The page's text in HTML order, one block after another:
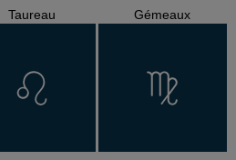
Taureau Gémeaux